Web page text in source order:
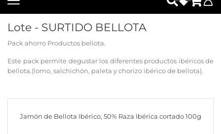
Lote - SURTIDO BELLOTA
Pack ahorro Productos bellota.
Este pack permite degustar los diferentes productos ibéricos de
bellota.(lomo, salchichón, paleta y chorizo ibérico de bellota).
Jamón de Bellota Ibérico, 50% Raza Ibérica cortado 100g